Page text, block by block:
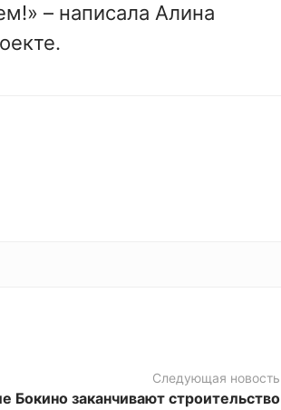
– написала Алина
Следующая новость
Бокино заканчивают строительство